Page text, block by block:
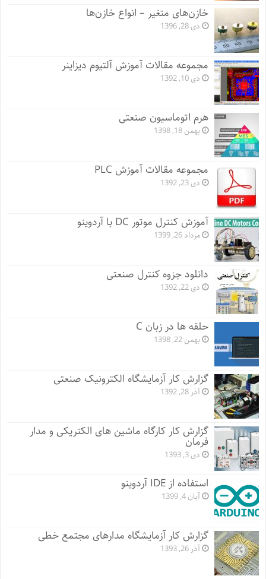
خازن‌های متغیر – انواع خازن‌ها
دی 28, 1396
مجموعه مقالات آموزش آلتیوم دیزاینر
دی 10, 1392
هرم اتوماسیون صنعتی
بهمن 18, 1398
مجموعه مقالات آموزش PLC
دی 23, 1392
آموزش کنترل موتور DC با آردوینو
مرداد 26, 1399
دانلود جزوه کنترل صنعتی
دی 22, 1392
حلقه ها در زبان C
بهمن 22, 1398
گزارش کار آزمایشگاه الکترونیک صنعتی
آذر 28, 1392
گزارش کار کارگاه ماشین های الکتریکی و مدار
فرمان
دی 3, 1393
استفاده از IDE آردوینو
آبان 4, 1399
گزارش کار آزمایشگاه مدارهای مجتمع خطی
آذر 26, 1393